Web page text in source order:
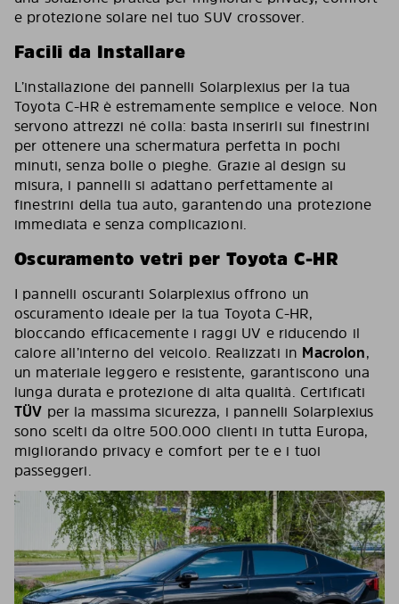
e protezione solare nel tuo SUV crossover.
Facili da Installare
L’installazione dei pannelli Solarplexius per la tua
Toyota C-HR è estremamente semplice e veloce. Non
servono attrezzi né colla: basta inserirli sui finestrini
per ottenere una schermatura perfetta in pochi
minuti, senza bolle o pieghe. Grazie al design su
misura, i pannelli si adattano perfettamente ai
finestrini della tua auto, garantendo una protezione
immediata e senza complicazioni.
Oscuramento vetri per Toyota C-HR
I pannelli oscuranti Solarplexius offrono un
oscuramento ideale per la tua Toyota C-HR,
bloccando efficacemente i raggi UV e riducendo il
calore all’interno del veicolo. Realizzati in Macrolon,
un materiale leggero e resistente, garantiscono una
lunga durata e protezione di alta qualità. Certificati
TÜV per la massima sicurezza, i pannelli Solarplexius
sono scelti da oltre 500.000 clienti in tutta Europa,
migliorando privacy e comfort per te e i tuoi
passeggeri.